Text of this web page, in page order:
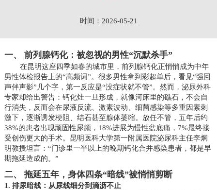
时间：2026-05-21
一、 前列腺钙化：被忽视的男性“沉默杀手”
在昆明这座四季如春的城市里，前列腺钙化正悄悄成为中年
男性体检报告上的“高频词”。很多男性拿到彩超单后，看见“强回
声伴声影”几个字，第一反应是“没症状就不管”。然而，泌尿外科
专家却给出警告：钙化灶一旦形成，就像河床里的礁石，不会自
行消失，反而会在尿液反流、激素波动、细菌感染等多重因素刺
激下，逐渐诱发梗阻、结石甚至腺体萎缩。放任不管，五年后约
38%的患者出现顽固性尿频，18%进展为慢性盆底痛，7%最终接
受创伤更大的手术。昆明医科大学第一附属医院泌尿科主任李炯
明教授坦言：“门诊里一半以上的晚期钙化合并感染患者，都是早
期拖延造成的。”
二、 拖延五年，身体四条“暗线”被悄悄剪断
1. 排尿暗线：从尿线细分到滴沥不止